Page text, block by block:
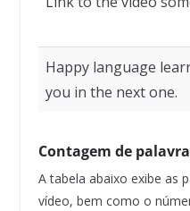
Happy language
you in the next one.
Contagem de
A tabela abaixo exibe as
vídeo, bem como o